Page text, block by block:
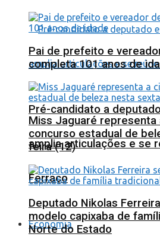
Pré-candidato a
amplia articulações e se
Ferraço
Economia
Pai de prefeito e
completa 101 anos de
Miss Jaguaré representa
concurso estadual de
feira (12)
Deputado Nikolas
modelo capixaba de
Norte do Estado